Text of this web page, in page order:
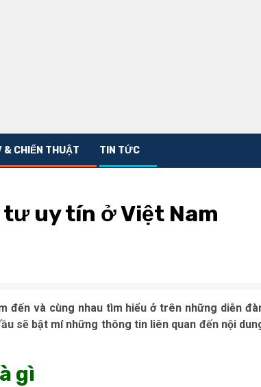
& CHIẾN THUẬT TIN TỨC
tư uy tín ở Việt Nam
đến và cùng nhau tìm hiểu ở trên những diễn
sẽ bật mí những thông tin liên quan đến nội
gì